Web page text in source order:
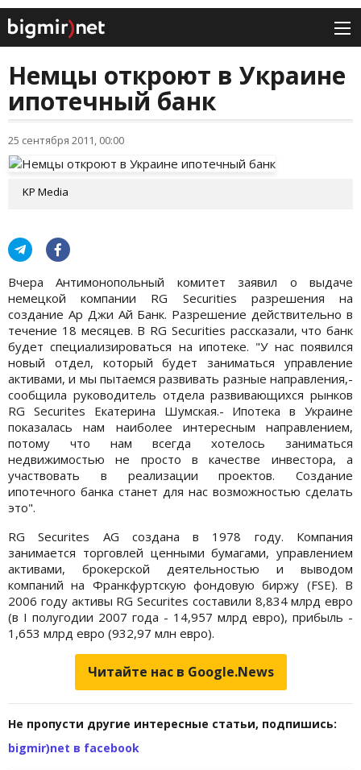
Немцы откроют в Украине
ипотечный банк
25 сентября 2011, 00:00
KP Media
Вчера Антимонопольный комитет заявил о выдаче
немецкой компании RG Securities разрешения на
создание Ар Джи Ай Банк. Разрешение действительно в
течение 18 месяцев. В RG Securities рассказали, что банк
будет специализироваться на ипотеке. "У нас появился
новый отдел, который будет заниматься управление
активами, и мы пытаемся развивать разные направления,-
сообщила руководитель отдела развивающихся рынков
RG Securites Екатерина Шумская.- Ипотека в Украине
показалась нам наиболее интересным направлением,
потому что нам всегда хотелось заниматься
недвижимостью не просто в качестве инвестора, а
участвовать в реализации проектов. Создание
ипотечного банка станет для нас возможностью сделать
это".
RG Securites AG создана в 1978 году. Компания
занимается торговлей ценными бумагами, управлением
активами, брокерской деятельностью и выводом
компаний на Франкфуртскую фондовую биржу (FSE). В
2006 году активы RG Securites составили 8,834 млрд евро
(в I полугодии 2007 года - 14,957 млрд евро), прибыль -
1,653 млрд евро (932,97 млн евро).
Читайте нас в Google.News
Не пропусти другие интересные статьи, подпишись:
bigmir)net в facebook